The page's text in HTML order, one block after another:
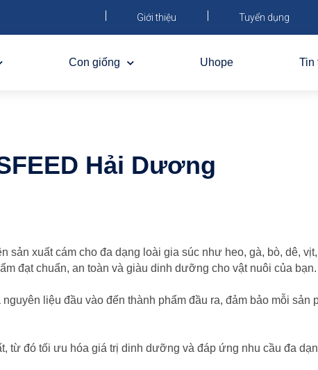
Giới thiệu Tuyển dụng
Con giống Uhope Tin
Hải Dương
xuất cám cho đa dạng loài gia súc như heo, gà, bò, dê,
đạt chuẩn, an toàn và giàu dinh dưỡng cho vật nuôi của bạn.
liệu đầu vào đến thành phẩm đầu ra, đảm bảo mỗi sản
từ đó tối ưu hóa giá trị dinh dưỡng và đáp ứng nhu cầu đa